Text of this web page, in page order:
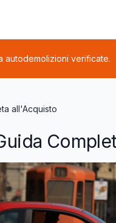
autodemolizioni verificate.
all'Acquisto